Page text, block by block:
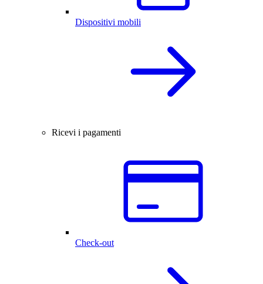
Dispositivi mobili
Ricevi i pagamenti
Check-out